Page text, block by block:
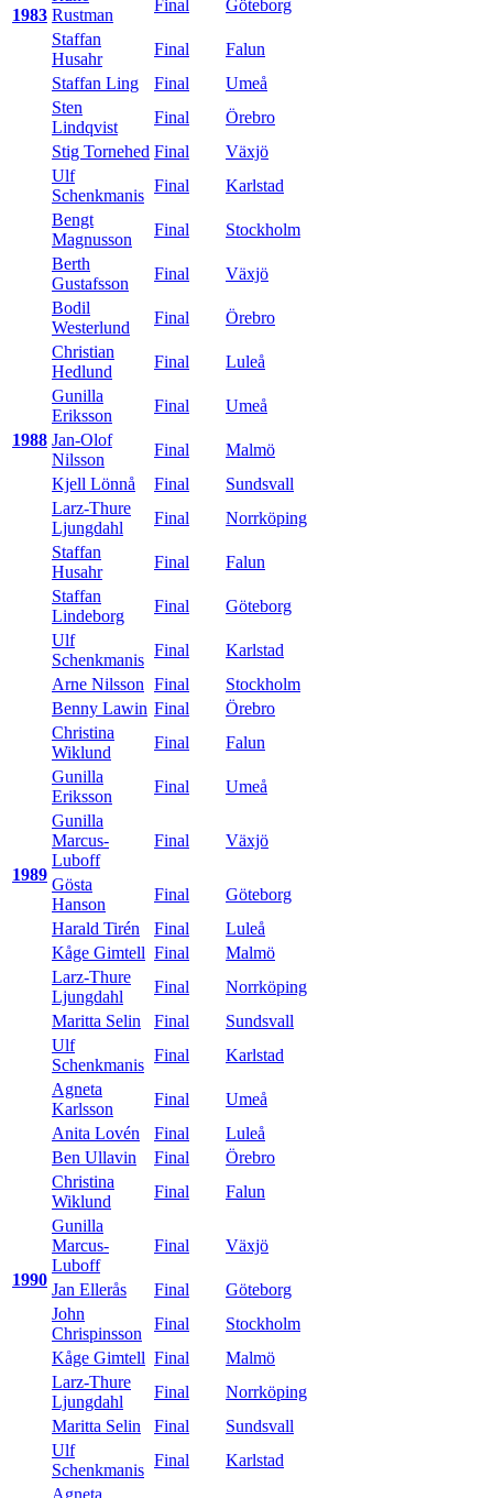
1983 Rustman
Final
Göteborg
Staffan
Husahr
Final
Falun
Staffan Ling
Final
Umeå
Sten
Lindqvist
Final
Örebro
Stig Tornehed Final
Växjö
Ulf
Schenkmanis
Final Karlstad
1988
Bengt
Magnusson
Final
Stockholm
Berth
Gustafsson
Final
Växjö
Bodil
Westerlund
Final
Örebro
Christian
Hedlund
Final
Luleå
Gunilla
Eriksson
Final
Umeå
Jan-Olof
Nilsson
Final
Malmö
Kjell Lönnå
Final
Sundsvall
Larz-Thure
Ljungdahl
Final
Norrköping
Staffan
Husahr
Final
Falun
Staffan
Lindeborg
Final
Göteborg
Ulf
Schenkmanis
Final Karlstad
1989
Arne Nilsson Final
Stockholm
Benny Lawin Final
Örebro
Christina
Wiklund
Final
Falun
Gunilla
Eriksson
Final
Umeå
Gunilla
Marcus-
Luboff
Final Växjö
Gösta
Hanson
Final
Göteborg
Harald Tirén
Final
Luleå
Kåge Gimtell Final
Malmö
Larz-Thure
Ljungdahl
Final
Norrköping
Maritta Selin
Final
Sundsvall
Ulf
Schenkmanis
Final Karlstad
1990
Agneta
Karlsson
Final
Umeå
Anita Lovén
Final
Luleå
Ben Ullavin
Final
Örebro
Christina
Wiklund
Final
Falun
Gunilla
Marcus-
Luboff
Final Växjö
Jan Ellerås Final
Göteborg
John
Chrispinsson
Final
Stockholm
Kåge Gimtell Final
Malmö
Larz-Thure
Ljungdahl
Final
Norrköping
Maritta Selin
Final
Sundsvall
Ulf
Schenkmanis
Final
Karlstad
Agneta